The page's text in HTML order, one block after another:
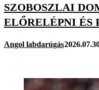
SZOBOSZLAI
ELŐRELÉPNI ÉS
Angol labdarúgás